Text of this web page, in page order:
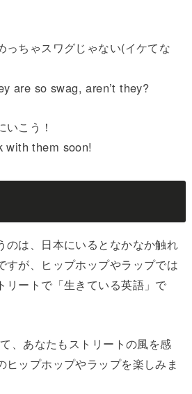
っちゃスワグじゃない(イケてな
are so swag, aren’t they?
こう！
with them soon!
のは、日本にいるとなかなか触れ
すが、ヒップホップやラップでは
リートで「生きている英語」で
、あなたもストリートの風を感
ヒップホップやラップを楽しみま